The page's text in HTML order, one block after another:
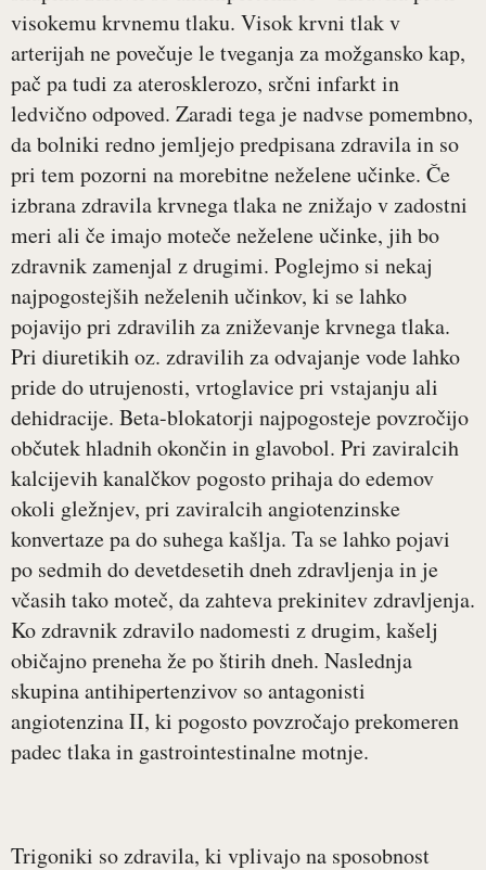
visokemu krvnemu tlaku. Visok krvni tlak v
arterijah ne povečuje le tveganja za možgansko kap,
pač pa tudi za aterosklerozo, srčni infarkt in
ledvično odpoved. Zaradi tega je nadvse pomembno,
da bolniki redno jemljejo predpisana zdravila in so
pri tem pozorni na morebitne neželene učinke. Če
izbrana zdravila krvnega tlaka ne znižajo v zadostni
meri ali če imajo moteče neželene učinke, jih bo
zdravnik zamenjal z drugimi. Poglejmo si nekaj
najpogostejših neželenih učinkov, ki se lahko
pojavijo pri zdravilih za zniževanje krvnega tlaka.
Pri diuretikih oz. zdravilih za odvajanje vode lahko
pride do utrujenosti, vrtoglavice pri vstajanju ali
dehidracije. Beta-blokatorji najpogosteje povzročijo
občutek hladnih okončin in glavobol. Pri zaviralcih
kalcijevih kanalčkov pogosto prihaja do edemov
okoli gležnjev, pri zaviralcih angiotenzinske
konvertaze pa do suhega kašlja. Ta se lahko pojavi
po sedmih do devetdesetih dneh zdravljenja in je
včasih tako moteč, da zahteva prekinitev zdravljenja.
Ko zdravnik zdravilo nadomesti z drugim, kašelj
običajno preneha že po štirih dneh. Naslednja
skupina antihipertenzivov so antagonisti
angiotenzina II, ki pogosto povzročajo prekomeren
padec tlaka in gastrointestinalne motnje.
Trigoniki so zdravila, ki vplivajo na sposobnost